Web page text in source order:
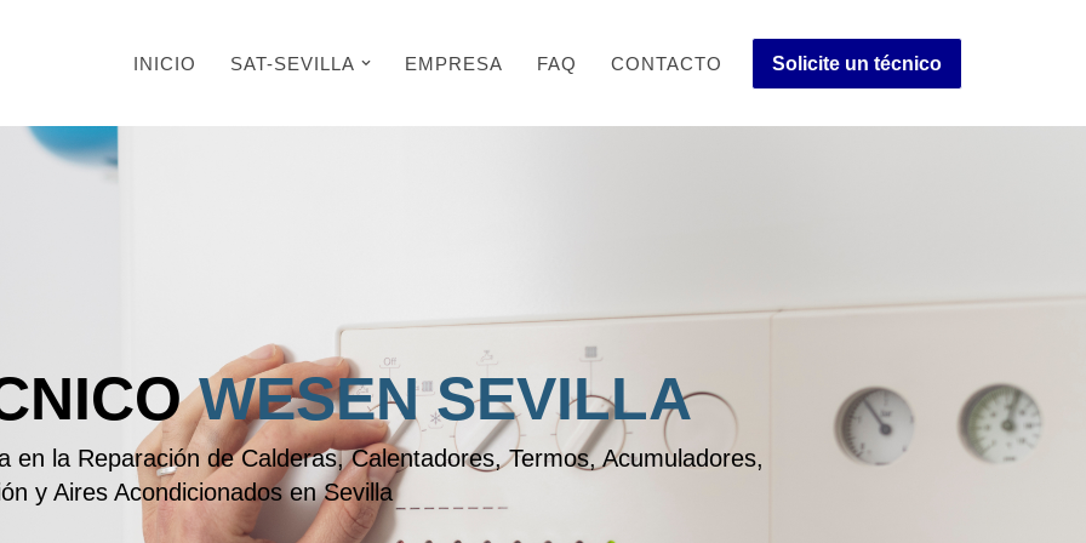
INICIO SAT-SEVILLA EMPRESA FAQ CONTACTO Solicite un técnico
WESEN SEVILLA
en la Reparación de Calderas, Calentadores, Termos, Acumuladores,
y Aires Acondicionados en Sevilla